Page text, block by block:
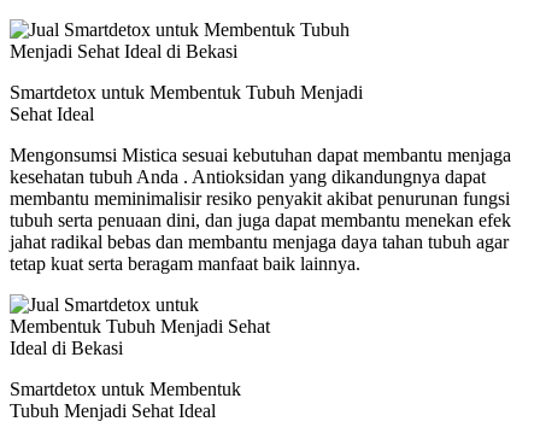
Smartdetox untuk Membentuk Tubuh Menjadi
Sehat Ideal
Mengonsumsi Mistica sesuai kebutuhan dapat membantu menjaga
kesehatan tubuh Anda . Antioksidan yang dikandungnya dapat
membantu meminimalisir resiko penyakit akibat penurunan fungsi
tubuh serta penuaan dini, dan juga dapat membantu menekan efek
jahat radikal bebas dan membantu menjaga daya tahan tubuh agar
tetap kuat serta beragam manfaat baik lainnya.
Smartdetox untuk Membentuk
Tubuh Menjadi Sehat Ideal